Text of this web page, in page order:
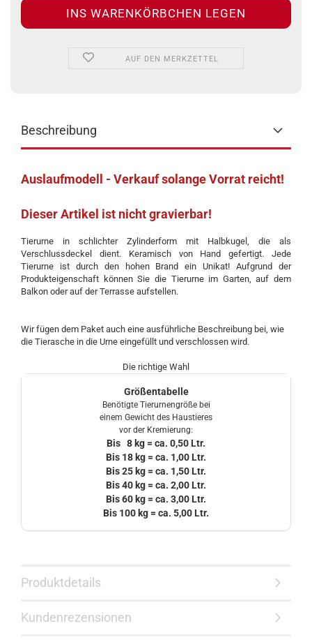
AUF DEN MERKZETTEL
Beschreibung
Auslaufmodell - Verkauf solange Vorrat reicht!
Dieser Artikel ist nicht gravierbar!
Tierurne in schlichter Zylinderform mit Halbkugel, die als
Verschlussdeckel dient. Keramisch von Hand gefertigt. Jede
Tierurne ist durch den hohen Brand ein Unikat! Aufgrund der
Produkteigenschaft können Sie die Tierurne im Garten, auf dem
Balkon oder auf der Terrasse aufstellen.
Wir fügen dem Paket auch eine ausführliche Beschreibung bei, wie
die Tierasche in die Urne eingefüllt und verschlossen wird.
Die richtige Wahl
Größentabelle
Benötigte Tierurnengröße bei
einem Gewicht des Haustieres
vor der Kremierung:
Bis 8 kg = ca. 0,50 Ltr.
Bis 18 kg = ca. 1,00 Ltr.
Bis 25 kg = ca. 1,50 Ltr.
Bis 40 kg = ca. 2,00 Ltr.
Bis 60 kg = ca. 3,00 Ltr.
Bis 100 kg = ca. 5,00 Ltr.
Produktdetails
Kundenrezensionen